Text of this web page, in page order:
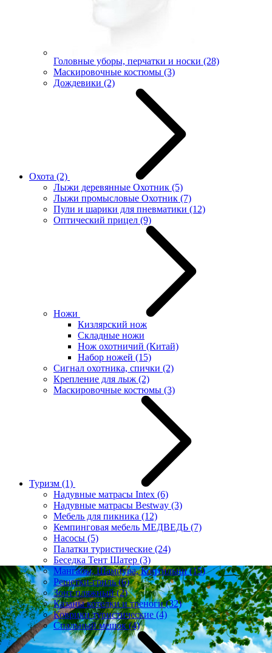
Головные уборы, перчатки и носки (28)
Маскировочные костюмы (3)
Дождевики (2)
Охота (2)
Лыжи деревянные Охотник (5)
Лыжи промысловые Охотник (7)
Пули и шарики для пневматики (12)
Оптический прицел (9)
Ножи
Кизлярский нож
Складные ножи
Нож охотничий (Китай)
Набор ножей (15)
Сигнал охотника, спички (2)
Крепление для лыж (2)
Маскировочные костюмы (3)
Туризм (1)
Надувные матрасы Intex (6)
Надувные матрасы Bestway (3)
Мебель для пикника (12)
Кемпинговая мебель МЕДВЕДЬ (7)
Насосы (5)
Палатки туристические (24)
Беседка Тент Шатер (3)
Мангалы, Шампура, Коптильни(15)
Решетки-гриль(6)
Зонт пляжный(2)
Казаны котелки и треноги(32)
Коврики туристические(4)
Спальный мешок(4)